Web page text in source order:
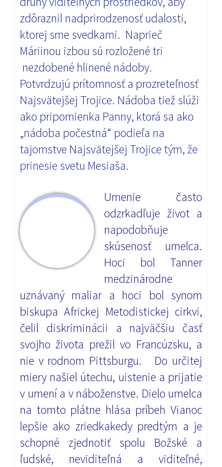
zdôraznil nadprirodzenosť udalosti,
ktorej sme svedkami. Naprieč
Máriinou izbou sú rozložené tri
nezdobené hlinené nádoby.
Potvrdzujú prítomnosť a prozreteľnosť
Najsvätejšej Trojice. Nádoba tiež slúži
ako pripomienka Panny, ktorá sa ako
„nádoba počestná“ podieľa na
tajomstve Najsvätejšej Trojice tým, že
prinesie svetu Mesiaša.
Umenie často
odzrkadľuje život a
napodobňuje
skúsenosť umelca.
Hoci bol Tanner
medzinárodne
uznávaný maliar a hoci bol synom
biskupa Africkej Metodistickej cirkvi,
čelil diskriminácii a najväčšiu časť
svojho života prežil vo Francúzsku, a
nie v rodnom Pittsburgu. Do určitej
miery našiel útechu, uistenie a prijatie
v umení a v náboženstve. Dielo umelca
na tomto plátne hlása príbeh Vianoc
lepšie ako zriedkakedy predtým a je
schopné zjednotiť spolu Božské a
ľudské, neviditeľná a viditeľné,